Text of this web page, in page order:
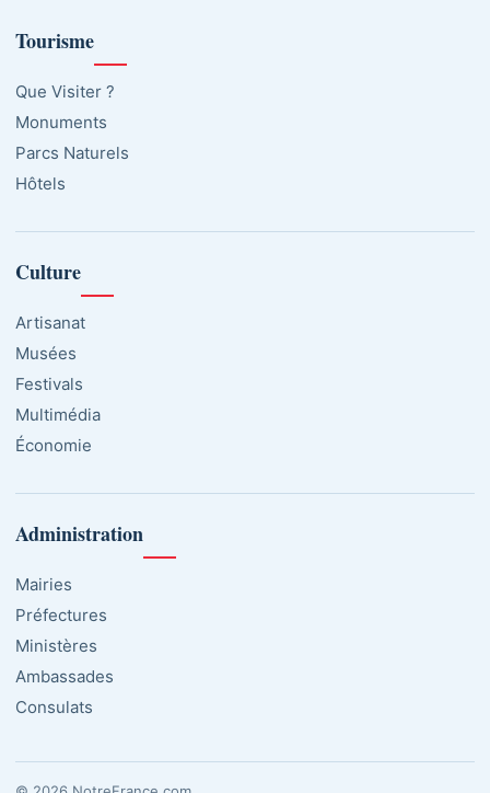
Tourisme
Que Visiter ?
Monuments
Parcs Naturels
Hôtels
Culture
Artisanat
Musées
Festivals
Multimédia
Économie
Administration
Mairies
Préfectures
Ministères
Ambassades
Consulats